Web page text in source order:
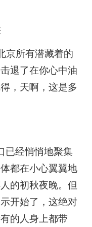
京所有潜藏着的
退了在你心中油
，天啊，这是多
已经悄悄地聚集
都在小心翼翼地
的初秋夜晚。但
开始了，这绝对
的人身上都带